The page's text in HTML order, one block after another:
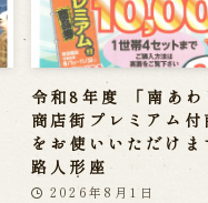
令和8年度 「南あわ
商店街プレミアム付
をお使いいただけ
路人形座
2026年8月1日